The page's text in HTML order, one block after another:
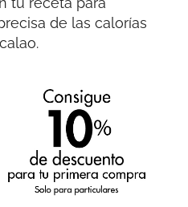
de las calorías